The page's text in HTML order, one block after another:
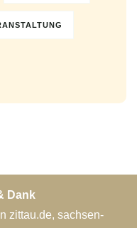
Dank
zittau.de, sachsen-